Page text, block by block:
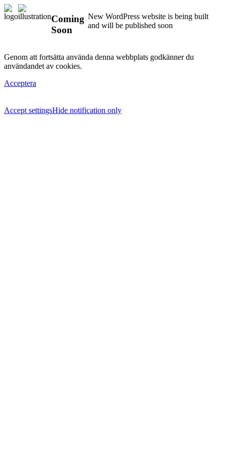
Coming
Soon
New WordPress website is being built
and will be published soon
Genom att fortsätta använda denna webbplats godkänner du
användandet av cookies.
Acceptera
Accept settingsHide notification only